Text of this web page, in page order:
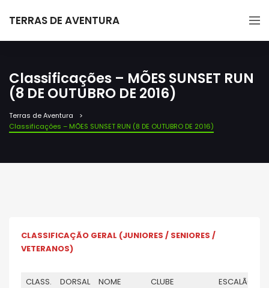
TERRAS DE AVENTURA
Classificações – MÕES SUNSET RUN
(8 DE OUTUBRO DE 2016)
Terras de Aventura
Classificações – MÕES SUNSET RUN (8 DE OUTUBRO DE 2016)
CLASSIFICAÇÃO GERAL (JUNIORES / SENIORES /
VETERANOS)
CLASS. DORSAL NOME CLUBE ESCALÃO